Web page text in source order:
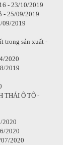
- 23/10/2019
- 25/09/2019
09/2019
trong sản xuất -
2020
2019
THÁI Ô TÔ -
2020
2020
2020